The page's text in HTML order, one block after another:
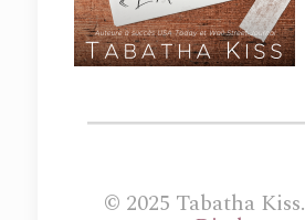
© 2025 Tabatha Kiss.